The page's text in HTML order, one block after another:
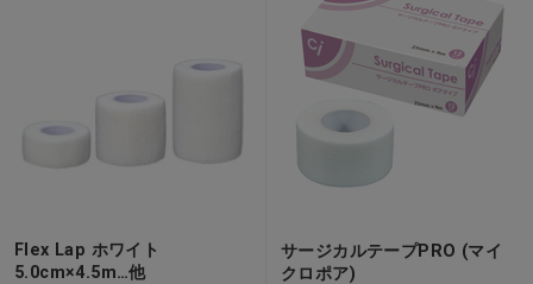
Flex Lap ホワイト
5.0cm×4.5m…他
サージカルテープPRO (マイ
クロポア)